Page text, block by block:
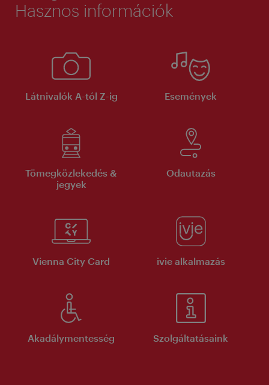
Hasznos információk
Látnivalók A-tól Z-ig Események
Tömegközlekedés &
jegyek
Odautazás
Vienna City Card ivie alkalmazás
Akadálymentesség Szolgáltatásaink